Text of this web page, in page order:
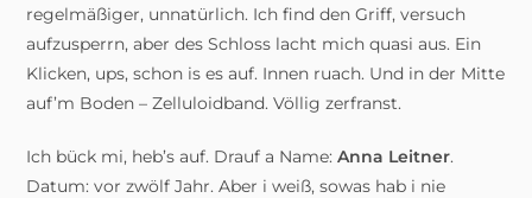
regelmäßiger, unnatürlich. Ich find den Griff, versuch
aufzusperrn, aber des Schloss lacht mich quasi aus. Ein
Klicken, ups, schon is es auf. Innen ruach. Und in der Mitte
auf’m Boden – Zelluloidband. Völlig zerfranst.
Ich bück mi, heb’s auf. Drauf a Name:Anna Leitner.
Datum: vor zwölf Jahr. Aber i weiß, sowas hab i nie